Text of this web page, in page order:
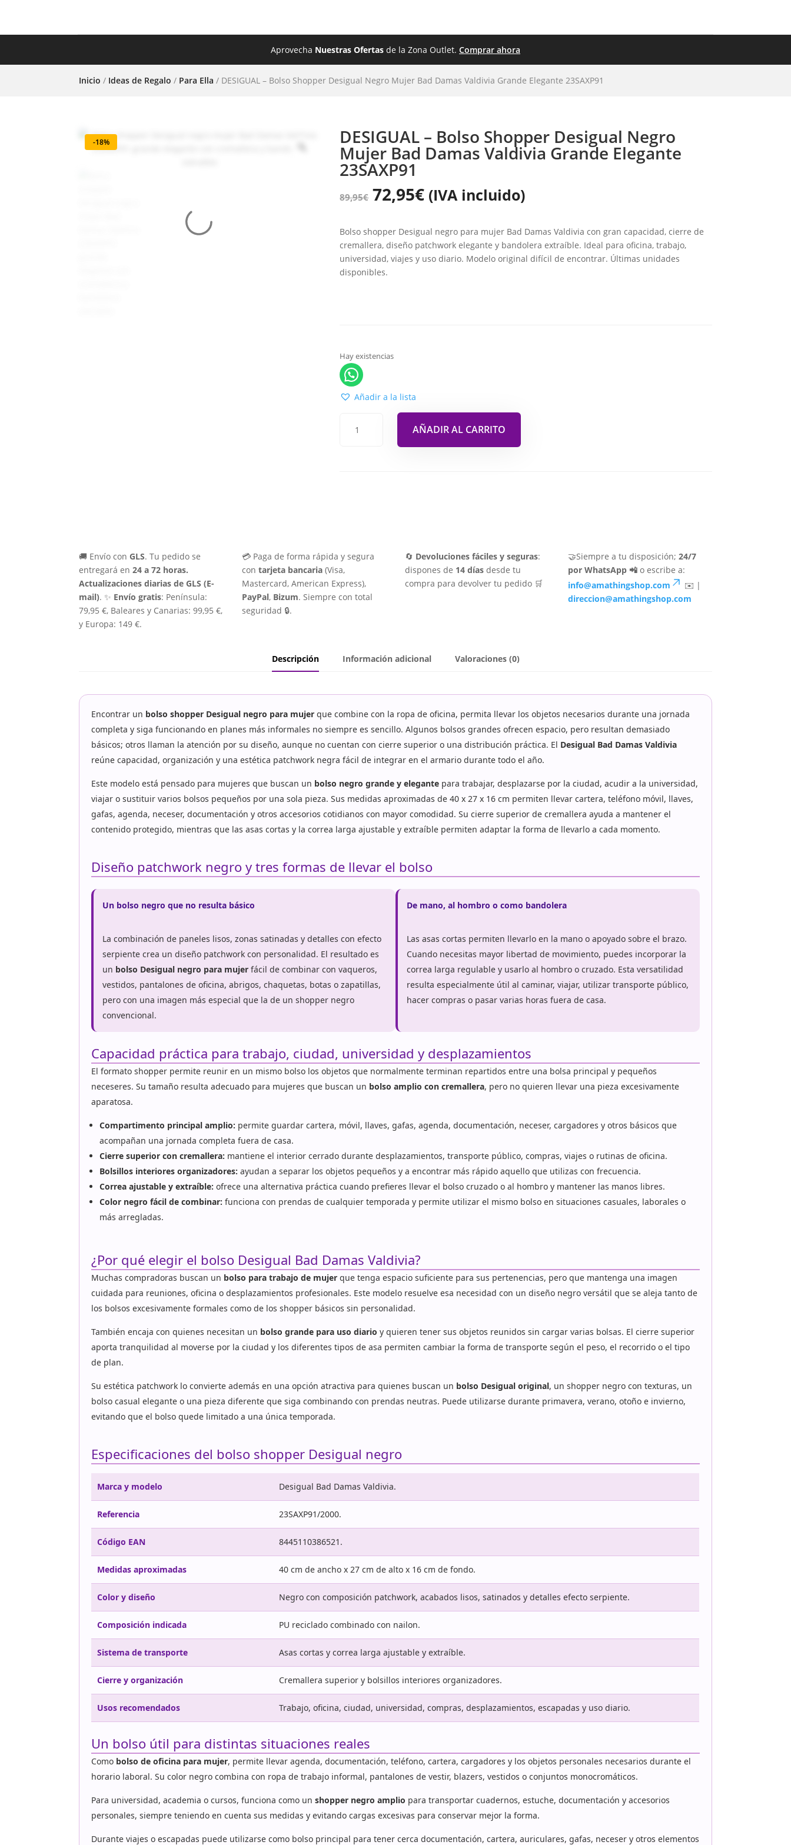
Aprovecha Nuestras Ofertas de la Zona Outlet. Comprar ahora
Inicio / Ideas de Regalo / Para Ella / DESIGUAL – Bolso Shopper Desigual Negro Mujer Bad Damas Valdivia Grande Elegante 23SAXP91
-18% DESIGUAL – Bolso Shopper Desigual Negro
Mujer Bad Damas Valdivia Grande Elegante
23SAXP91
89,95€ 72,95€ (IVA incluido)
Bolso shopper Desigual negro para mujer Bad Damas Valdivia con gran capacidad, cierre de
cremallera, diseño patchwork elegante y bandolera extraíble. Ideal para oficina, trabajo,
universidad, viajes y uso diario. Modelo original difícil de encontrar. Últimas unidades
disponibles.
Hay existencias
Añadir a la lista
AÑADIR AL CARRITO
🚚 Envío conGLS. Tu pedido se
entregará en24 a 72 horas.
Actualizaciones diarias de GLS (E-
mail). ✨ Envío gratis: Península:
79,95 €, Baleares y Canarias: 99,95 €,
y Europa: 149 €.
💳 Paga de forma rápida y segura
contarjeta bancaria (Visa,
Mastercard, American Express),
PayPal, Bizum. Siempre con total
seguridad 🔒.
🔄 Devoluciones fáciles y seguras:
dispones de 14 días desde tu
compra para devolver tu pedido 🛒
🤝Siempre a tu disposición; 24/7
por WhatsApp 📲o escribe a:
info@amathingshop.com
✉️ |
direccion@amathingshop.com
Descripción Información adicional Valoraciones (0)
Encontrar un bolso shopper Desigual negro para mujer que combine con la ropa de oficina, permita llevar los objetos necesarios durante una jornada
completa y siga funcionando en planes más informales no siempre es sencillo. Algunos bolsos grandes ofrecen espacio, pero resultan demasiado
básicos; otros llaman la atención por su diseño, aunque no cuentan con cierre superior o una distribución práctica. El Desigual Bad Damas Valdivia
reúne capacidad, organización y una estética patchwork negra fácil de integrar en el armario durante todo el año.
Este modelo está pensado para mujeres que buscan un bolso negro grande y elegante para trabajar, desplazarse por la ciudad, acudir a la universidad,
viajar o sustituir varios bolsos pequeños por una sola pieza. Sus medidas aproximadas de 40 x 27 x 16 cm permiten llevar cartera, teléfono móvil, llaves,
gafas, agenda, neceser, documentación y otros accesorios cotidianos con mayor comodidad. Su cierre superior de cremallera ayuda a mantener el
contenido protegido, mientras que las asas cortas y la correa larga ajustable y extraíble permiten adaptar la forma de llevarlo a cada momento.
Diseño patchwork negro y tres formas de llevar el bolso
Un bolso negro que no resulta básico
La combinación de paneles lisos, zonas satinadas y detalles con efecto
serpiente crea un diseño patchwork con personalidad. El resultado es
un bolso Desigual negro para mujer fácil de combinar con vaqueros,
vestidos, pantalones de oficina, abrigos, chaquetas, botas o zapatillas,
pero con una imagen más especial que la de un shopper negro
convencional.
De mano, al hombro o como bandolera
Las asas cortas permiten llevarlo en la mano o apoyado sobre el brazo.
Cuando necesitas mayor libertad de movimiento, puedes incorporar la
correa larga regulable y usarlo al hombro o cruzado. Esta versatilidad
resulta especialmente útil al caminar, viajar, utilizar transporte público,
hacer compras o pasar varias horas fuera de casa.
Capacidad práctica para trabajo, ciudad, universidad y desplazamientos
El formato shopper permite reunir en un mismo bolso los objetos que normalmente terminan repartidos entre una bolsa principal y pequeños
neceseres. Su tamaño resulta adecuado para mujeres que buscan un bolso amplio con cremallera, pero no quieren llevar una pieza excesivamente
aparatosa.
Compartimento principal amplio: permite guardar cartera, móvil, llaves, gafas, agenda, documentación, neceser, cargadores y otros básicos que
acompañan una jornada completa fuera de casa.
Cierre superior con cremallera: mantiene el interior cerrado durante desplazamientos, transporte público, compras, viajes o rutinas de oficina.
Bolsillos interiores organizadores: ayudan a separar los objetos pequeños y a encontrar más rápido aquello que utilizas con frecuencia.
Correa ajustable y extraíble: ofrece una alternativa práctica cuando prefieres llevar el bolso cruzado o al hombro y mantener las manos libres.
Color negro fácil de combinar: funciona con prendas de cualquier temporada y permite utilizar el mismo bolso en situaciones casuales, laborales o
más arregladas.
¿Por qué elegir el bolso Desigual Bad Damas Valdivia?
Muchas compradoras buscan un bolso para trabajo de mujer que tenga espacio suficiente para sus pertenencias, pero que mantenga una imagen
cuidada para reuniones, oficina o desplazamientos profesionales. Este modelo resuelve esa necesidad con un diseño negro versátil que se aleja tanto de
los bolsos excesivamente formales como de los shopper básicos sin personalidad.
También encaja con quienes necesitan un bolso grande para uso diario y quieren tener sus objetos reunidos sin cargar varias bolsas. El cierre superior
aporta tranquilidad al moverse por la ciudad y los diferentes tipos de asa permiten cambiar la forma de transporte según el peso, el recorrido o el tipo
de plan.
Su estética patchwork lo convierte además en una opción atractiva para quienes buscan un bolso Desigual original, un shopper negro con texturas, un
bolso casual elegante o una pieza diferente que siga combinando con prendas neutras. Puede utilizarse durante primavera, verano, otoño e invierno,
evitando que el bolso quede limitado a una única temporada.
Especificaciones del bolso shopper Desigual negro
Marca y modelo Desigual Bad Damas Valdivia.
Referencia 23SAXP91/2000.
Código EAN 8445110386521.
Medidas aproximadas 40 cm de ancho x 27 cm de alto x 16 cm de fondo.
Color y diseño Negro con composición patchwork, acabados lisos, satinados y detalles efecto serpiente.
Composición indicada PU reciclado combinado con nailon.
Sistema de transporte Asas cortas y correa larga ajustable y extraíble.
Cierre y organización Cremallera superior y bolsillos interiores organizadores.
Usos recomendados Trabajo, oficina, ciudad, universidad, compras, desplazamientos, escapadas y uso diario.
Un bolso útil para distintas situaciones reales
Como bolso de oficina para mujer, permite llevar agenda, documentación, teléfono, cartera, cargadores y los objetos personales necesarios durante el
horario laboral. Su color negro combina con ropa de trabajo informal, pantalones de vestir, blazers, vestidos o conjuntos monocromáticos.
Para universidad, academia o cursos, funciona como unshopper negro amplio para transportar cuadernos, estuche, documentación y accesorios
personales, siempre teniendo en cuenta sus medidas y evitando cargas excesivas para conservar mejor la forma.
Durante viajes o escapadas puede utilizarse como bolso principal para tener cerca documentación, cartera, auriculares, gafas, neceser y otros elementos